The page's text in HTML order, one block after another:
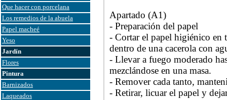
Que hacer con porcelana
Los remedios de la abuela
Papel macheé
Yeso
Jardín
Flores
Pintura
Barnizados
Laqueados
Apartado (A1)
- Preparación del papel
- Cortar el papel higiénico en
dentro de una cacerola con
- Llevar a fuego moderado
mezclándose en una masa.
- Remover cada tanto,
- Retirar, licuar el papel y